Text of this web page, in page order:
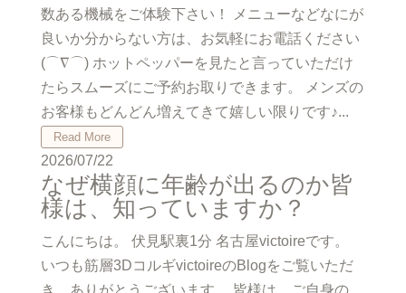
数ある機械をご体験下さい！ メニューなどなにが
良いか分からない方は、お気軽にお電話ください
(⌒∇⌒) ホットペッパーを見たと言っていただけ
たらスムーズにご予約お取りできます。 メンズの
お客様もどんどん増えてきて嬉しい限りです♪...
Read More
2026/07/22
なぜ横顔に年齢が出るのか皆
様は、知っていますか？
こんにちは。 伏見駅裏1分 名古屋victoireです。
いつも筋層3DコルギvictoireのBlogをご覧いただ
き、ありがとうございます。 皆様は、ご自身の